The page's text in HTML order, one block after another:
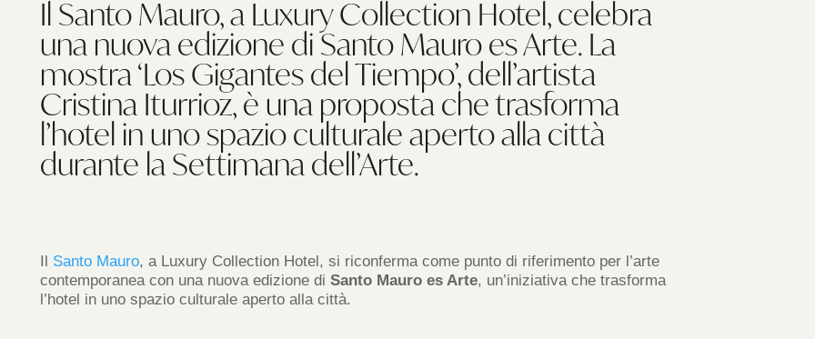
Il Santo Mauro, a Luxury Collection Hotel, celebra
una nuova edizione di Santo Mauro es Arte. La
mostra ‘Los Gigantes del Tiempo’, dell’artista
Cristina Iturrioz, è una proposta che trasforma
l’hotel in uno spazio culturale aperto alla città
durante la Settimana dell’Arte.
Santo Mauro, a Luxury Collection Hotel, si riconferma come punto di riferimento per l’arte
contemporanea con una nuova edizione di Santo Mauro es Arte, un’iniziativa che trasforma
l’hotel in uno spazio culturale aperto alla città.